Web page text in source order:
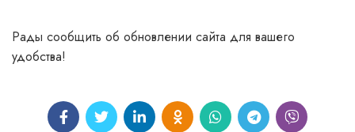
Рады сообщить об обновлении сайта для вашего
удобства!